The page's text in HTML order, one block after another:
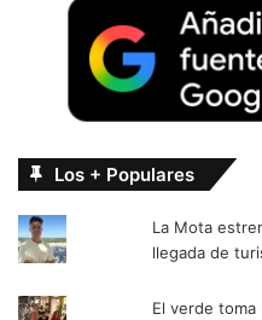
Los + Populares
La Mota
llegada de
El verde